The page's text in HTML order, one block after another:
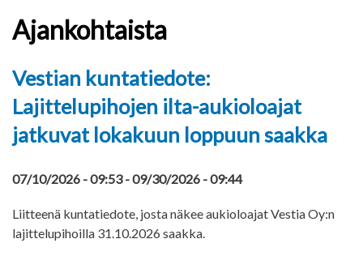
Ajankohtaista
Vestian kuntatiedote:
Lajittelupihojen ilta-aukioloajat
jatkuvat lokakuun loppuun saakka
07/10/2026 - 09:53-09/30/2026 - 09:44
Liitteenä kuntatiedote, josta näkee aukioloajat Vestia Oy:n
lajittelupihoilla 31.10.2026 saakka.